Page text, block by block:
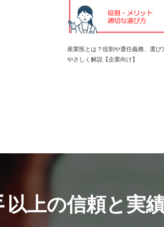
産業医とは？役割や選任義務、選び
やさしく解説【企業向け】
以上の信頼と実績